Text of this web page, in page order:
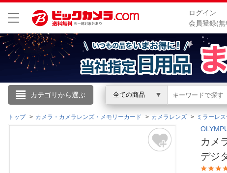
ログイン
会員登録(無
カテゴリから選ぶ 全ての商品
こんにちは
ログイン
トップ カメラ・カメラレンズ・メモリーカード カメラレンズ ミラーレ
カメ
デジ